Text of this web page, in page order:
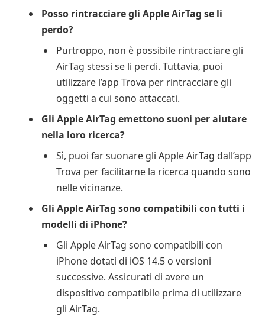
Posso rintracciare gli Apple AirTag se li
perdo?
Purtroppo, non è possibile rintracciare gli
AirTag stessi se li perdi. Tuttavia, puoi
utilizzare l’app Trova per rintracciare gli
oggetti a cui sono attaccati.
Gli Apple AirTag emettono suoni per aiutare
nella loro ricerca?
Sì, puoi far suonare gli Apple AirTag dall’app
Trova per facilitarne la ricerca quando sono
nelle vicinanze.
Gli Apple AirTag sono compatibili con tutti i
modelli di iPhone?
Gli Apple AirTag sono compatibili con
iPhone dotati di iOS 14.5 o versioni
successive. Assicurati di avere un
dispositivo compatibile prima di utilizzare
gli AirTag.